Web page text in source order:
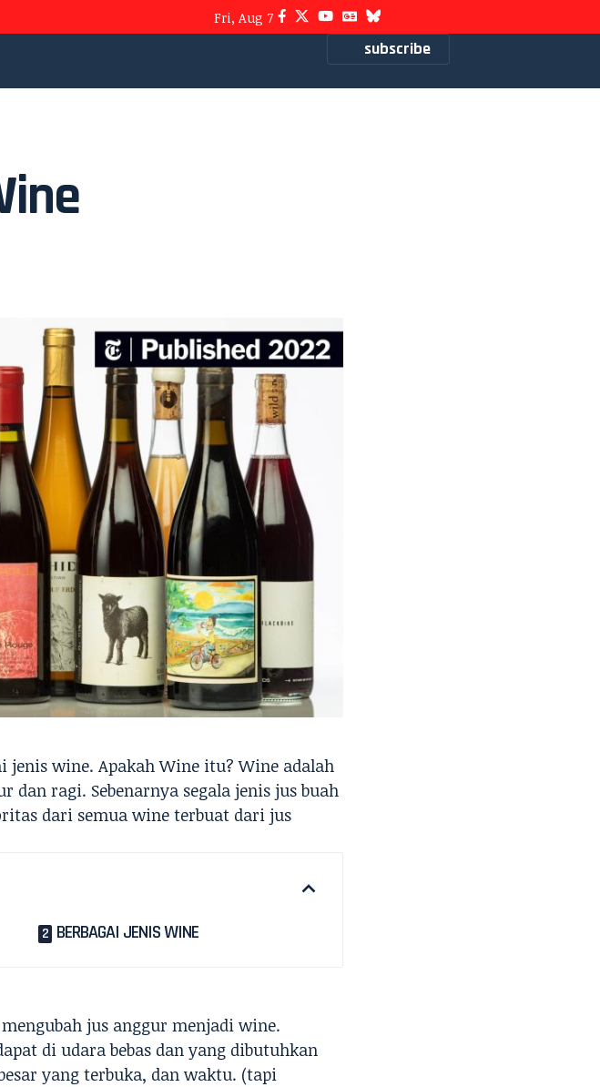
Fri, Aug 7
subscribe
jenis wine. Apakah Wine itu? Wine adalah
ragi. Sebenarnya segala jenis jus buah
dari semua wine terbuat dari jus
BERBAGAI JENIS WINE
jus anggur menjadi wine.
di udara bebas dan yang dibutuhkan
yang terbuka, dan waktu. (tapi